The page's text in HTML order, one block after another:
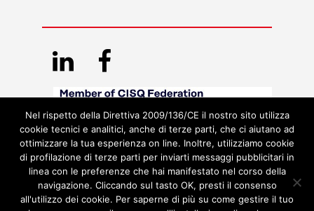
Nel rispetto della Direttiva 2009/136/CE il nostro sito utilizza
cookie tecnici e analitici, anche di terze parti, che ci aiutano ad
ottimizzare la tua esperienza on line. Inoltre, utilizziamo cookie
di profilazione di terze parti per inviarti messaggi pubblicitari in
linea con le preferenze che hai manifestato nel corso della
navigazione. Cliccando sul tasto OK, presti il consenso
all'utilizzo dei cookie. Per saperne di più su come gestire il tuo